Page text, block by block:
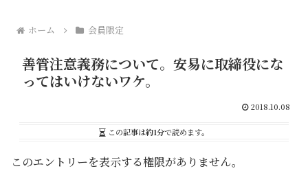
ホーム 会員限定
善管注意義務について。安易に取締役にな
ってはいけないワケ。
2018.10.08
この記事は約1分で読めます。
このエントリーを表示する権限がありません。